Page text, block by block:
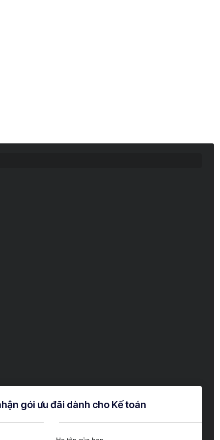
gói ưu đãi dành cho Kế toán